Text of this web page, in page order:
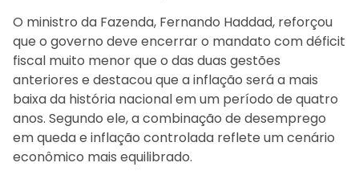
O ministro da Fazenda, Fernando Haddad, reforçou
que o governo deve encerrar o mandato com déficit
fiscal muito menor que o das duas gestões
anteriores e destacou que a inflação será a mais
baixa da história nacional em um período de quatro
anos. Segundo ele, a combinação de desemprego
em queda e inflação controlada reflete um cenário
econômico mais equilibrado.